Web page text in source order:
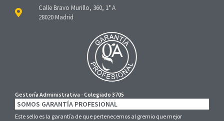
Calle Bravo Murillo, 360, 1° A
28020 Madrid
Gestoría Administrativa - Colegiado 3705
SOMOS GARANTÍA PROFESIONAL
Este sello es la garantía de que pertenecemos al gremio que mejor